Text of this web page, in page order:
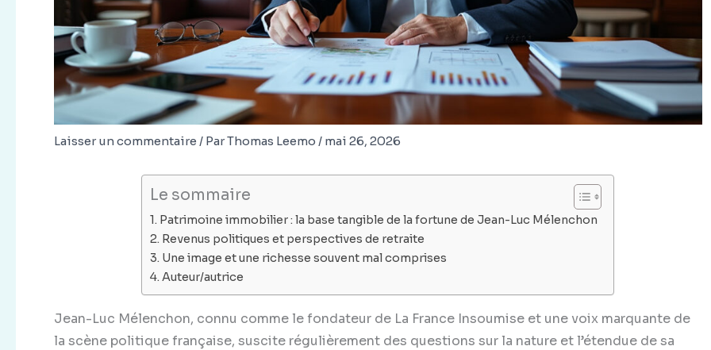
Laisser un commentaire / ParThomas Leemo / mai 26, 2026
Le sommaire
Patrimoine immobilier : la base tangible de la fortune de Jean-Luc Mélenchon
Revenus politiques et perspectives de retraite
Une image et une richesse souvent mal comprises
Auteur/autrice
Jean-Luc Mélenchon, connu comme le fondateur de La France Insoumise et une voix marquante de
la scène politique française, suscite régulièrement des questions sur la nature et l’étendue de sa